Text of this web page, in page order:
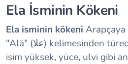
Ela İsminin Kökeni
Ela isminin kökeni Arapçaya
"Alā" (علا) kelimesinden türediği düşünülen bu
isim yüksek, yüce, ulvi gibi